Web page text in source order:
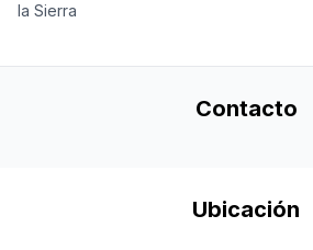
la Sierra
Contacto
Ubicación